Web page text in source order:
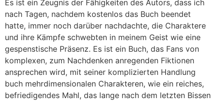
Es ist ein Zeugnis der Fähigkeiten des Autors, dass ich
nach Tagen, nachdem kostenlos das Buch beendet
hatte, immer noch darüber nachdachte, die Charaktere
und ihre Kämpfe schwebten in meinem Geist wie eine
gespenstische Präsenz. Es ist ein Buch, das Fans von
komplexen, zum Nachdenken anregenden Fiktionen
ansprechen wird, mit seiner komplizierten Handlung
buch mehrdimensionalen Charakteren, wie ein reiches,
befriedigendes Mahl, das lange nach dem letzten Bissen